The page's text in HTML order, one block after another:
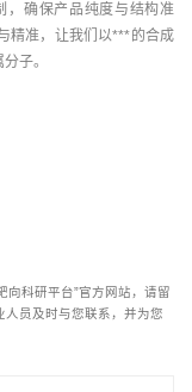
，确保产品纯度与结构准
精准，让我们以***的合成
子。
向科研平台”官方网站，请留
员及时与您联系，并为您